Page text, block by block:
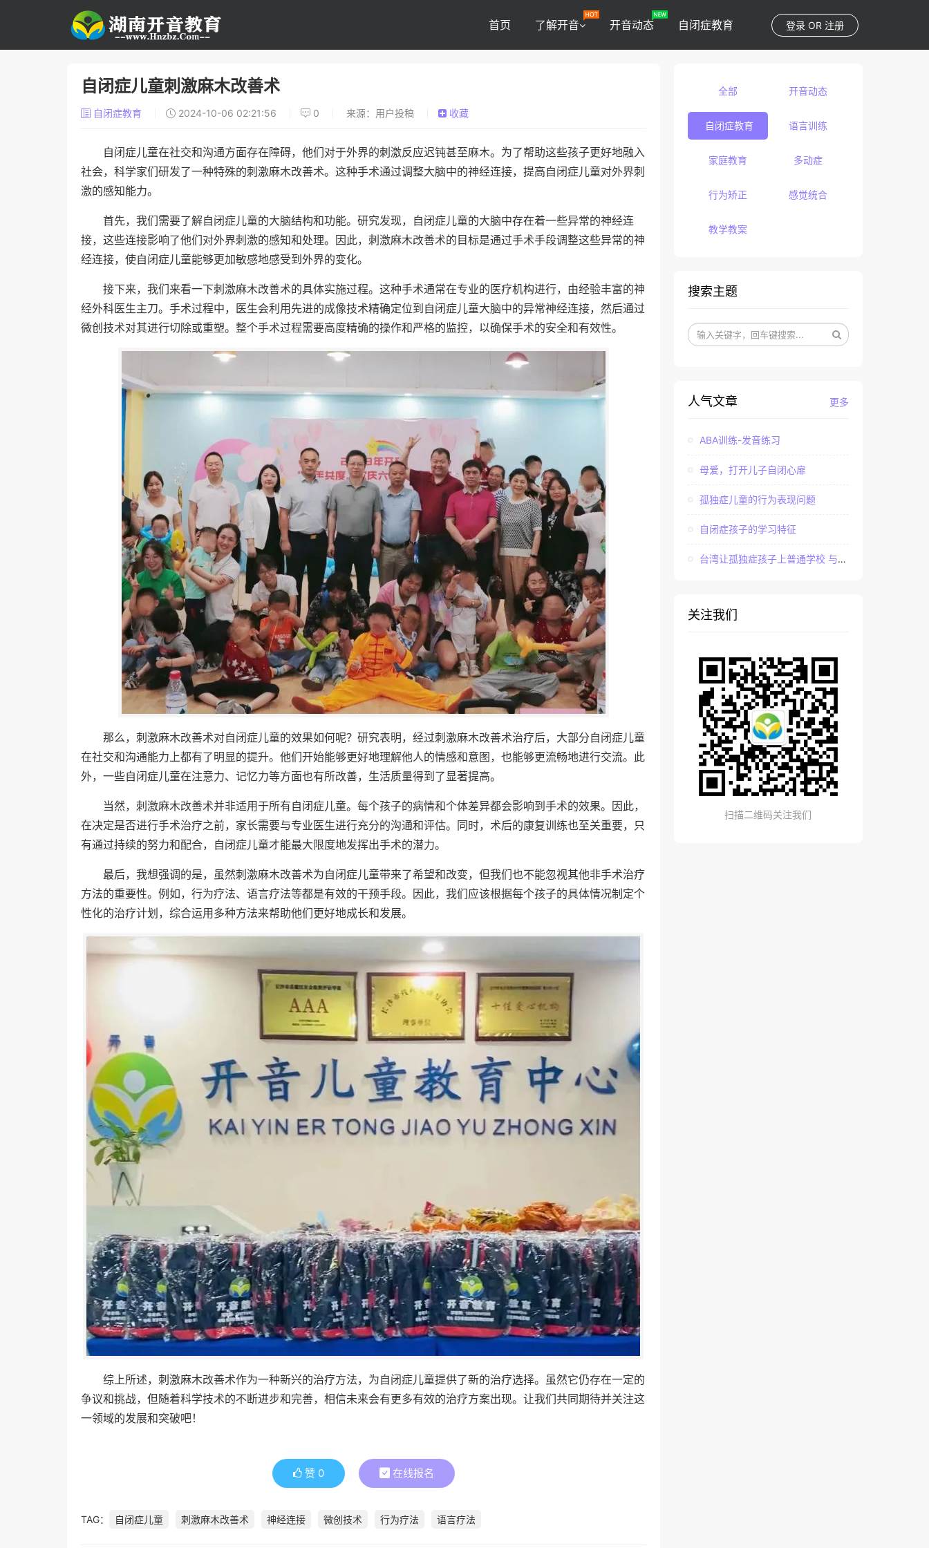
登录 OR 注册
首页 了解开音 开音动态 自闭症教育
自闭症儿童刺激麻木改善术
自闭症教育 2024-10-06 02:21:56 0 来源：用户投稿 收藏
自闭症儿童在社交和沟通方面存在障碍，他们对于外界的刺激反应迟钝甚至麻木。为了帮助这些孩子更好地融入
社会，科学家们研发了一种特殊的刺激麻木改善术。这种手术通过调整大脑中的神经连接，提高自闭症儿童对外界刺
激的感知能力。
首先，我们需要了解自闭症儿童的大脑结构和功能。研究发现，自闭症儿童的大脑中存在着一些异常的神经连
接，这些连接影响了他们对外界刺激的感知和处理。因此，刺激麻木改善术的目标是通过手术手段调整这些异常的神
经连接，使自闭症儿童能够更加敏感地感受到外界的变化。
接下来，我们来看一下刺激麻木改善术的具体实施过程。这种手术通常在专业的医疗机构进行，由经验丰富的神
经外科医生主刀。手术过程中，医生会利用先进的成像技术精确定位到自闭症儿童大脑中的异常神经连接，然后通过
微创技术对其进行切除或重塑。整个手术过程需要高度精确的操作和严格的监控，以确保手术的安全和有效性。
那么，刺激麻木改善术对自闭症儿童的效果如何呢？研究表明，经过刺激麻木改善术治疗后，大部分自闭症儿童
在社交和沟通能力上都有了明显的提升。他们开始能够更好地理解他人的情感和意图，也能够更流畅地进行交流。此
外，一些自闭症儿童在注意力、记忆力等方面也有所改善，生活质量得到了显著提高。
当然，刺激麻木改善术并非适用于所有自闭症儿童。每个孩子的病情和个体差异都会影响到手术的效果。因此，
在决定是否进行手术治疗之前，家长需要与专业医生进行充分的沟通和评估。同时，术后的康复训练也至关重要，只
有通过持续的努力和配合，自闭症儿童才能最大限度地发挥出手术的潜力。
最后，我想强调的是，虽然刺激麻木改善术为自闭症儿童带来了希望和改变，但我们也不能忽视其他非手术治疗
方法的重要性。例如，行为疗法、语言疗法等都是有效的干预手段。因此，我们应该根据每个孩子的具体情况制定个
性化的治疗计划，综合运用多种方法来帮助他们更好地成长和发展。
综上所述，刺激麻木改善术作为一种新兴的治疗方法，为自闭症儿童提供了新的治疗选择。虽然它仍存在一定的
争议和挑战，但随着科学技术的不断进步和完善，相信未来会有更多有效的治疗方案出现。让我们共同期待并关注这
一领域的发展和突破吧！
赞 0 在线报名
TAG： 自闭症儿童 刺激麻木改善术 神经连接 微创技术 行为疗法 语言疗法
全部 开音动态
自闭症教育 语言训练
家庭教育 多动症
行为矫正 感觉统合
教学教案
搜索主题
更多
人气文章
ABA训练-发音练习
母爱，打开儿子自闭心扉
孤独症儿童的行为表现问题
自闭症孩子的学习特征
台湾让孤独症孩子上普通学校 与社会“融合”
关注我们
扫描二维码关注我们